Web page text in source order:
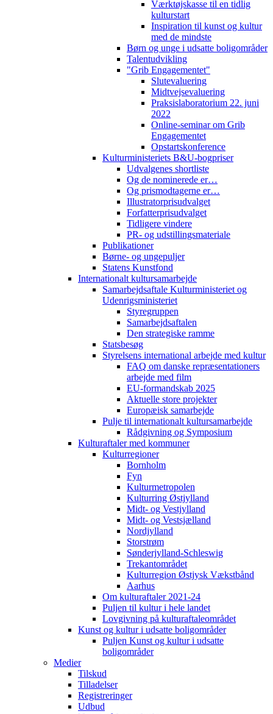
Værktøjskasse til en tidlig
kulturstart
Inspiration til kunst og kultur
med de mindste
Børn og unge i udsatte boligområder
Talentudvikling
"Grib Engagementet"
Slutevaluering
Midtvejsevaluering
Praksislaboratorium 22. juni
2022
Online-seminar om Grib
Engagementet
Opstartskonference
Kulturministeriets B&U-bogpriser
Udvalgenes shortliste
Og de nominerede er…
Og prismodtagerne er…
Illustratorprisudvalget
Forfatterprisudvalget
Tidligere vindere
PR- og udstillingsmateriale
Publikationer
Børne- og ungepuljer
Statens Kunstfond
Internationalt kultursamarbejde
Samarbejdsaftale Kulturministeriet og
Udenrigsministeriet
Styregruppen
Samarbejdsaftalen
Den strategiske ramme
Statsbesøg
Styrelsens international arbejde med kultur
FAQ om danske repræsentationers
arbejde med film
EU-formandskab 2025
Aktuelle store projekter
Europæisk samarbejde
Pulje til internationalt kultursamarbejde
Rådgivning og Symposium
Kulturaftaler med kommuner
Kulturregioner
Bornholm
Fyn
Kulturmetropolen
Kulturring Østjylland
Midt- og Vestjylland
Midt- og Vestsjælland
Nordjylland
Storstrøm
Sønderjylland-Schleswig
Trekantområdet
Kulturregion Østjysk Vækstbånd
Aarhus
Om kulturaftaler 2021-24
Puljen til kultur i hele landet
Lovgivning på kulturaftaleområdet
Kunst og kultur i udsatte boligområder
Puljen Kunst og kultur i udsatte
boligområder
Medier
Tilskud
Tilladelser
Registreringer
Udbud